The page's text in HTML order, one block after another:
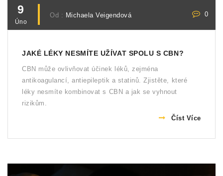
9
Úno
Od : Michaela Veigendová 0
JAKÉ LÉKY NESMÍTE UŽÍVAT SPOLU S CBN?
CBN může ovlivňovat účinek léků, zejména
antikoagulancí, antiepileptik a statinů. Zjistěte, které
léky nesmíte kombinovat s CBN a jak se vyhnout
rizikům.
Číst Více